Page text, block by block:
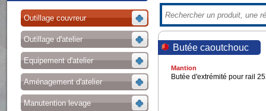
Outillage couvreur
Outillage d'atelier
Equipement d'atelier
Aménagement d'atelier
Manutention levage
Butée caoutchouc
Mantion
Butée d'extrémité pour rail